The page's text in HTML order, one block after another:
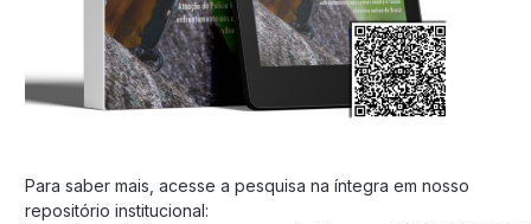
Para saber mais, acesse a pesquisa na íntegra em nosso
repositório institucional: